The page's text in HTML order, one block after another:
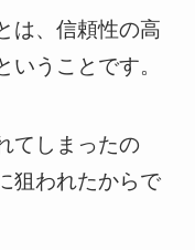
は、信頼性の高
うことです。
てしまったの
狙われたからで